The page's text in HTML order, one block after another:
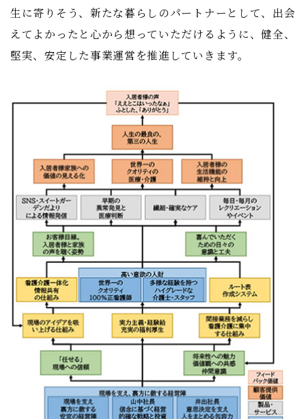
生に寄りそう、新たな暮らしのパートナーとして、出会
えてよかったと心から想っていただけるように、健全、
堅実、安定した事業運営を推進していきます。